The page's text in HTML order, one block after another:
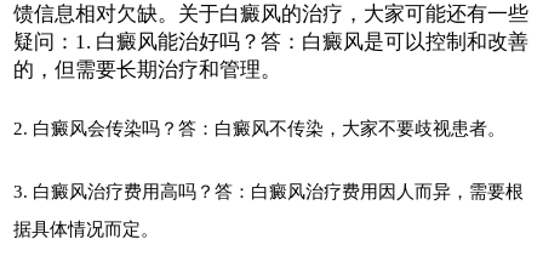
馈信息相对欠缺。关于白癜风的治疗，大家可能还有一些
疑问：1. 白癜风能治好吗？答：白癜风是可以控制和改善
的，但需要长期治疗和管理。
2. 白癜风会传染吗？答：白癜风不传染，大家不要歧视患者。
3. 白癜风治疗费用高吗？答：白癜风治疗费用因人而异，需要根
据具体情况而定。